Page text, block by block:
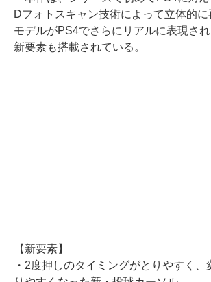
Dフォトスキャン技術によって立体的
モデルがPS4でさらにリアルに表現さ
新要素も搭載されている。
【新要素】
・2度押しのタイミングがとりやすく、